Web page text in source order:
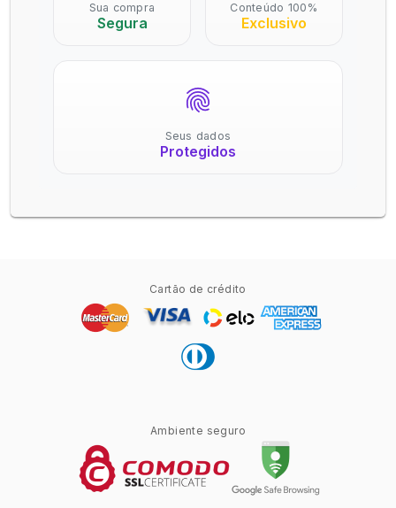
Sua compra
Segura
Conteúdo 100%
Exclusivo
Seus dados
Protegidos
Cartão de crédito
Ambiente seguro